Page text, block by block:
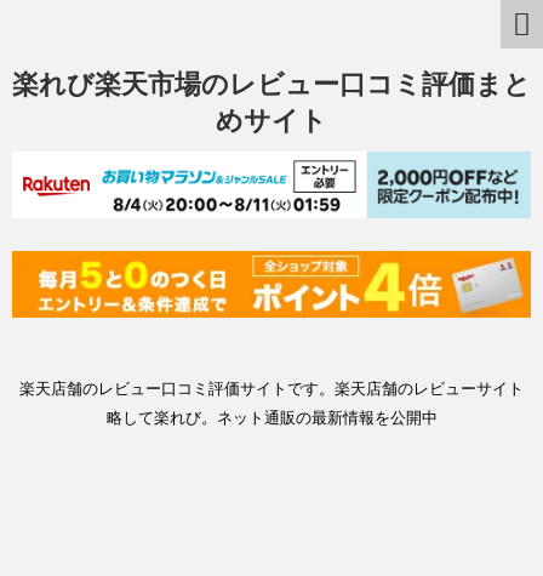
楽れび楽天市場のレビュー口コミ評価まと
めサイト
楽天店舗のレビュー口コミ評価サイトです。楽天店舗のレビューサイト
略して楽れび。ネット通販の最新情報を公開中